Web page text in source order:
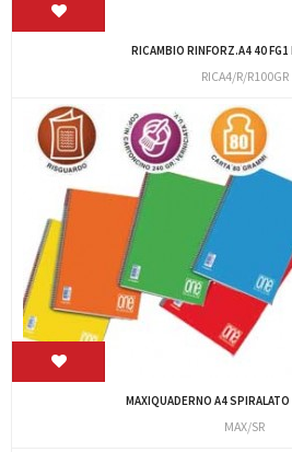
RICAMBIO RINFORZ.A4 40 FG1
RICA4/R/R100GR
MAXIQUADERNO A4
MAX/SR